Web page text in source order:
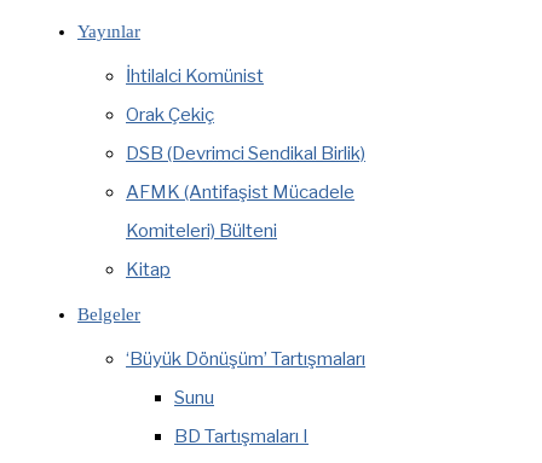
Yayınlar
İhtilalci Komünist
Orak Çekiç
DSB (Devrimci Sendikal Birlik)
AFMK (Antifaşist Mücadele
Komiteleri) Bülteni
Kitap
Belgeler
‘Büyük Dönüşüm’ Tartışmaları
Sunu
BD Tartışmaları I